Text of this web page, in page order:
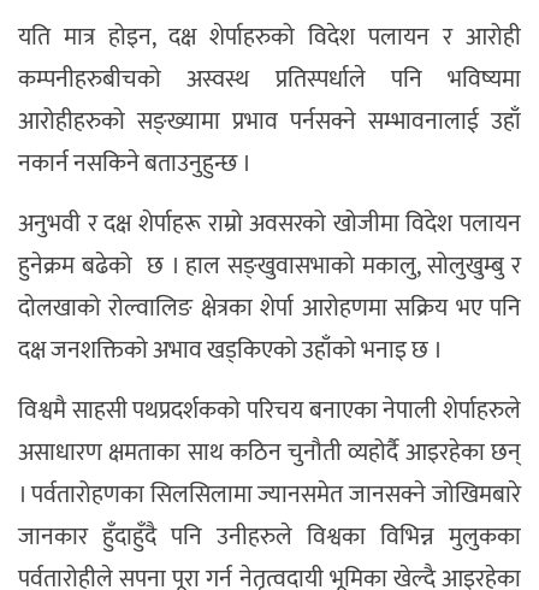
यति मात्र होइन, दक्ष शेर्पाहरुको विदेश पलायन र आरोही
कम्पनीहरुबीचको अस्वस्थ प्रतिस्पर्धाले पनि भविष्यमा
आरोहीहरुको सङ्ख्यामा प्रभाव पर्नसक्ने सम्भावनालाई उहाँ
नकार्न नसकिने बताउनुहुन्छ ।
अनुभवी र दक्ष शेर्पाहरू राम्रो अवसरको खोजीमा विदेश पलायन
हुनेक्रम बढेको छ । हाल सङ्खुवासभाको मकालु, सोलुखुम्बु र
दोलखाको रोल्वालिङ क्षेत्रका शेर्पा आरोहणमा सक्रिय भए पनि
दक्ष जनशक्तिको अभाव खड्किएको उहाँको भनाइ छ ।
विश्वमै साहसी पथप्रदर्शकको परिचय बनाएका नेपाली शेर्पाहरुले
असाधारण क्षमताका साथ कठिन चुनौती व्यहोर्दै आइरहेका छन्
। पर्वतारोहणका सिलसिलामा ज्यानसमेत जानसक्ने जोखिमबारे
जानकार हुँदाहुँदै पनि उनीहरुले विश्वका विभिन्न मुलुकका
पर्वतारोहीले सपना पूरा गर्न नेतृत्वदायी भूमिका खेल्दै आइरहेका